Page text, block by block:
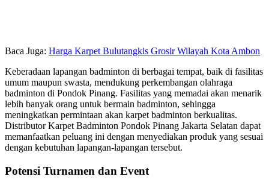
Baca Juga: Harga Karpet Bulutangkis Grosir Wilayah Kota Ambon
Keberadaan lapangan badminton di berbagai tempat, baik di fasilitas
umum maupun swasta, mendukung perkembangan olahraga
badminton di Pondok Pinang. Fasilitas yang memadai akan menarik
lebih banyak orang untuk bermain badminton, sehingga
meningkatkan permintaan akan karpet badminton berkualitas.
Distributor Karpet Badminton Pondok Pinang Jakarta Selatan dapat
memanfaatkan peluang ini dengan menyediakan produk yang sesuai
dengan kebutuhan lapangan-lapangan tersebut.
Potensi Turnamen dan Event